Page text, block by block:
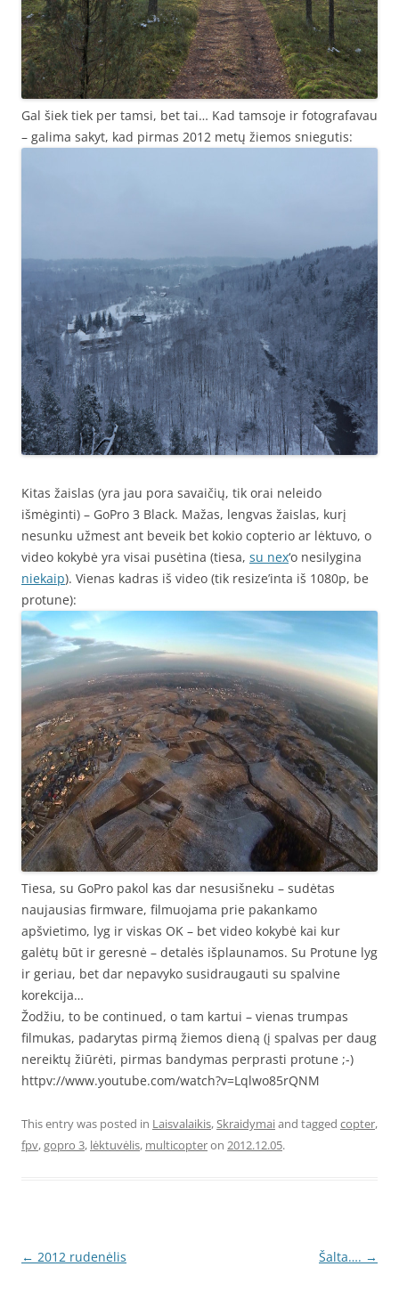
Gal šiek tiek per tamsi, bet tai… Kad tamsoje ir fotografavau
– galima sakyt, kad pirmas 2012 metų žiemos sniegutis:
Kitas žaislas (yra jau pora savaičių, tik orai neleido
išmėginti) – GoPro 3 Black. Mažas, lengvas žaislas, kurį
nesunku užmest ant beveik bet kokio copterio ar lėktuvo, o
video kokybė yra visai pusėtina (tiesa, su nex‘o nesilygina
niekaip). Vienas kadras iš video (tik resize’inta iš 1080p, be
protune):
Tiesa, su GoPro pakol kas dar nesusišneku – sudėtas
naujausias firmware, filmuojama prie pakankamo
apšvietimo, lyg ir viskas OK – bet video kokybė kai kur
galėtų būt ir geresnė – detalės išplaunamos. Su Protune lyg
ir geriau, bet dar nepavyko susidraugauti su spalvine
korekcija…
Žodžiu, to be continued, o tam kartui – vienas trumpas
filmukas, padarytas pirmą žiemos dieną (į spalvas per daug
nereiktų žiūrėti, pirmas bandymas perprasti protune ;-)
httpv://www.youtube.com/watch?v=Lqlwo85rQNM
This entry was posted in Laisvalaikis,Skraidymaiand tagged copter,
fpv,gopro 3, lėktuvėlis, multicopteron 2012.12.05.
Post
← 2012 rudenėlis Šalta…. →